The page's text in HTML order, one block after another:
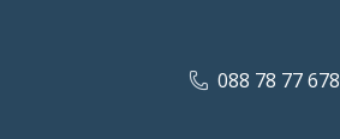
088 78 77 678